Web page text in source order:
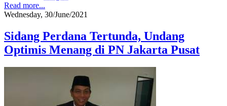
Read more...
Wednesday, 30/June/2021
Sidang Perdana Tertunda, Undang
Optimis Menang di PN Jakarta Pusat